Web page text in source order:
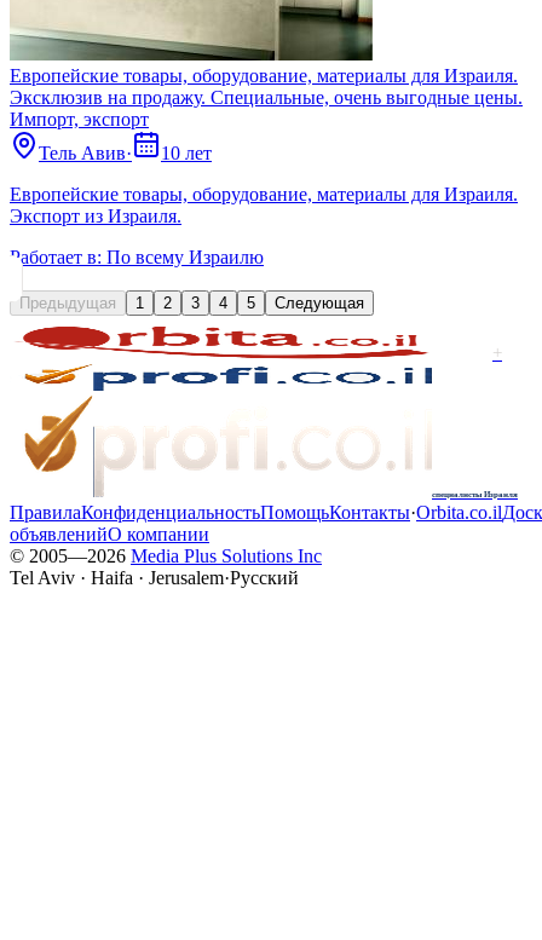
Европейские товары, оборудование, материалы для Израиля.
Эксклюзив на продажу. Специальные, очень выгодные цены.
Импорт, экспорт
Тель Авив·
10 лет
Европейские товары, оборудование, материалы для Израиля.
Экспорт из Израиля.
Работает в: По всему Израилю
Предыдущая 1 2 3 4 5 Следующая
+
специалисты Израиля
ПравилаКонфиденциальностьПомощьКонтакты·Orbita.co.il
объявленийО компании
© 2005—2026 Media Plus Solutions Inc
Tel Aviv · Haifa · Jerusalem·Русский